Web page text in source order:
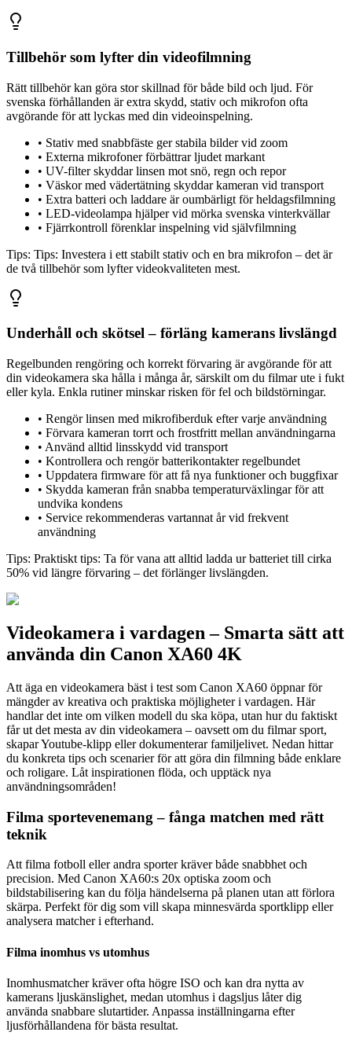
Tillbehör som lyfter din videofilmning
Rätt tillbehör kan göra stor skillnad för både bild och ljud. För
svenska förhållanden är extra skydd, stativ och mikrofon ofta
avgörande för att lyckas med din videoinspelning.
• Stativ med snabbfäste ger stabila bilder vid zoom
• Externa mikrofoner förbättrar ljudet markant
• UV-filter skyddar linsen mot snö, regn och repor
• Väskor med vädertätning skyddar kameran vid transport
• Extra batteri och laddare är oumbärligt för heldagsfilmning
• LED-videolampa hjälper vid mörka svenska vinterkvällar
• Fjärrkontroll förenklar inspelning vid självfilmning
Tips: Tips: Investera i ett stabilt stativ och en bra mikrofon – det är
de två tillbehör som lyfter videokvaliteten mest.
Underhåll och skötsel – förläng kamerans livslängd
Regelbunden rengöring och korrekt förvaring är avgörande för att
din videokamera ska hålla i många år, särskilt om du filmar ute i fukt
eller kyla. Enkla rutiner minskar risken för fel och bildstörningar.
• Rengör linsen med mikrofiberduk efter varje användning
• Förvara kameran torrt och frostfritt mellan användningarna
• Använd alltid linsskydd vid transport
• Kontrollera och rengör batterikontakter regelbundet
• Uppdatera firmware för att få nya funktioner och buggfixar
• Skydda kameran från snabba temperaturväxlingar för att
undvika kondens
• Service rekommenderas vartannat år vid frekvent
användning
Tips: Praktiskt tips: Ta för vana att alltid ladda ur batteriet till cirka
50% vid längre förvaring – det förlänger livslängden.
Videokamera i vardagen – Smarta sätt att
använda din Canon XA60 4K
Att äga en videokamera bäst i test som Canon XA60 öppnar för
mängder av kreativa och praktiska möjligheter i vardagen. Här
handlar det inte om vilken modell du ska köpa, utan hur du faktiskt
får ut det mesta av din videokamera – oavsett om du filmar sport,
skapar Youtube-klipp eller dokumenterar familjelivet. Nedan hittar
du konkreta tips och scenarier för att göra din filmning både enklare
och roligare. Låt inspirationen flöda, och upptäck nya
användningsområden!
Filma sportevenemang – fånga matchen med rätt
teknik
Att filma fotboll eller andra sporter kräver både snabbhet och
precision. Med Canon XA60:s 20x optiska zoom och
bildstabilisering kan du följa händelserna på planen utan att förlora
skärpa. Perfekt för dig som vill skapa minnesvärda sportklipp eller
analysera matcher i efterhand.
Filma inomhus vs utomhus
Inomhusmatcher kräver ofta högre ISO och kan dra nytta av
kamerans ljuskänslighet, medan utomhus i dagsljus låter dig
använda snabbare slutartider. Anpassa inställningarna efter
ljusförhållandena för bästa resultat.